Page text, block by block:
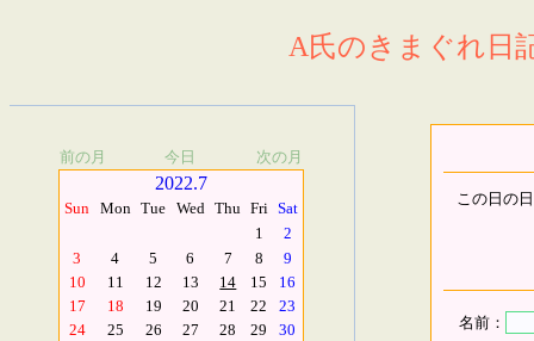
A氏のきまぐれ日
前の月 今日 次の月
2022.7
Sun Mon Tue Wed Thu Fri Sat
1
2
3
4 5 6 7 8
9
10
11 12 13 14 15
16
17
18 19 20 21 22
23
24
25 26 27 28 29
30
この日の
名前：